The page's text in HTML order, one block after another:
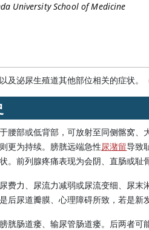
University School of Medicine
及泌尿生殖道其他部位相关的症状。
腰部或低背部，可放射至同侧髂窝、
更为持续。膀胱远端急性尿潴留导致
。前列腺疼痛表现为会阴、直肠或耻
费力、尿流力减弱或尿流变细、尿末
后尿道瓣膜、心理障碍所致，若是新
胱肠道瘘、输尿管肠道瘘。后两者